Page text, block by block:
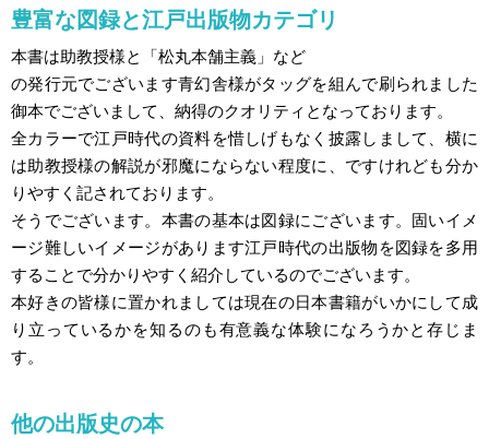
豊富な図録と江戸出版物カテゴリ
本書は助教授様と「松丸本舗主義」など
の発行元でございます青幻舎様がタッグを組んで刷られました
御本でございまして、納得のクオリティとなっております。
全カラーで江戸時代の資料を惜しげもなく披露しまして、横に
は助教授様の解説が邪魔にならない程度に、ですけれども分か
りやすく記されております。
そうでございます。本書の基本は図録にございます。固いイメ
ージ難しいイメージがあります江戸時代の出版物を図録を多用
することで分かりやすく紹介しているのでございます。
本好きの皆様に置かれましては現在の日本書籍がいかにして成
り立っているかを知るのも有意義な体験になろうかと存じま
す。
他の出版史の本